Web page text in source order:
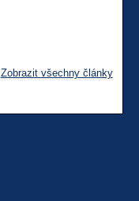
Zobrazit všechny články